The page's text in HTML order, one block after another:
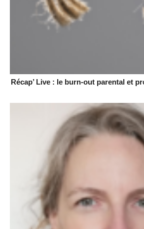
Récap’ Live : le burn-out parental et